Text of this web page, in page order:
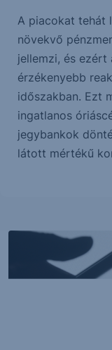
A piacokat tehát
növekvő
jellemzi, és ezért
érzékenyebb
időszakban. Ezt
ingatlanos
jegybankok
látott mértékű